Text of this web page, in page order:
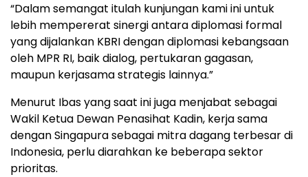
“Dalam semangat itulah kunjungan kami ini untuk
lebih mempererat sinergi antara diplomasi formal
yang dijalankan KBRI dengan diplomasi kebangsaan
oleh MPR RI, baik dialog, pertukaran gagasan,
maupun kerjasama strategis lainnya.”
Menurut Ibas yang saat ini juga menjabat sebagai
Wakil Ketua Dewan Penasihat Kadin, kerja sama
dengan Singapura sebagai mitra dagang terbesar di
Indonesia, perlu diarahkan ke beberapa sektor
prioritas.